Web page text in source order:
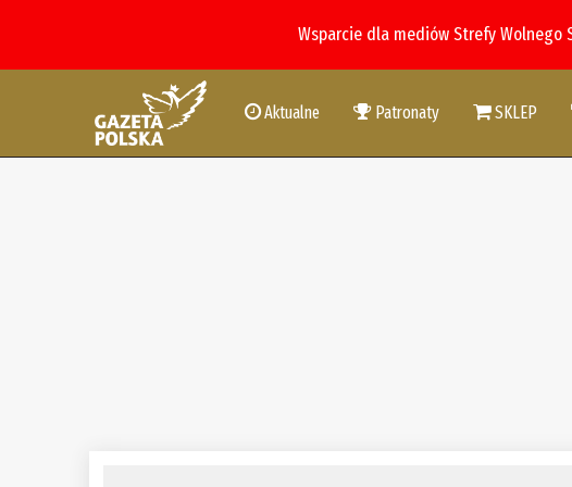
Wsparcie dla mediów Strefy Wolnego
Aktualne Patronaty SKLEP